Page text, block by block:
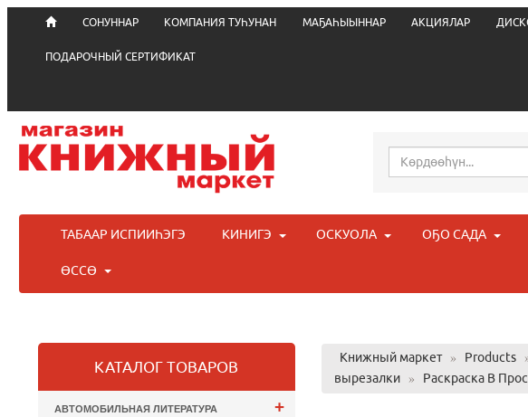
СОНУННАР КОМПАНИЯ ТУҺУНАН МАҔАҺЫЫННАР АКЦИЯЛАР
ПОДАРОЧНЫЙ СЕРТИФИКАТ
ТАБААР ИСПИИҺЭГЭ КИНИГЭ ОСКУОЛА ОҔО САДА
ӨССӨ
Книжный маркет » Products
вырезалки
» Раскраска В
КАТАЛОГ ТОВАРОВ
+
АВТОМОБИЛЬНАЯ ЛИТЕРАТУРА